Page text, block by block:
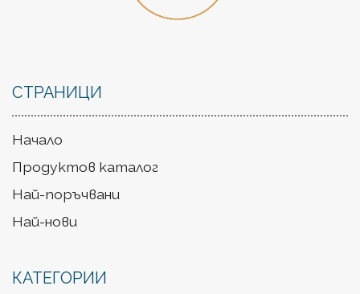
СТРАНИЦИ
Начало
Продуктов каталог
Най-поръчвани
Най-нови
КАТЕГОРИИ